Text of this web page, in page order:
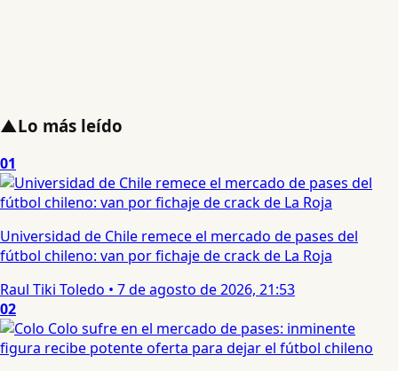
▲Lo más leído
01
Universidad de Chile remece el mercado de pases del
fútbol chileno: van por fichaje de crack de La Roja
Raul Tiki Toledo • 7 de agosto de 2026, 21:53
02